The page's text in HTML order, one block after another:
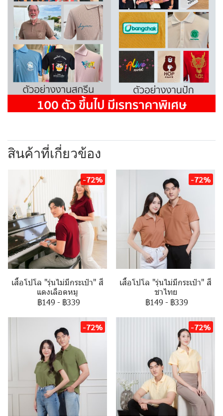
สินค้าที่เกี่ยวข้อง
-72%
เสื้อโปโล "รุ่นไม่มีกระเป๋า" สี
แดงเลือดหมู
฿149 - ฿339
-72%
เสื้อโปโล "รุ่นไม่มีกระเป๋า" สี
ชาไทย
฿149 - ฿339
-72% -72%